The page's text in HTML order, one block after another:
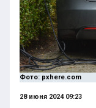
Фото: pxhere.com
28 июня 2024 09:23